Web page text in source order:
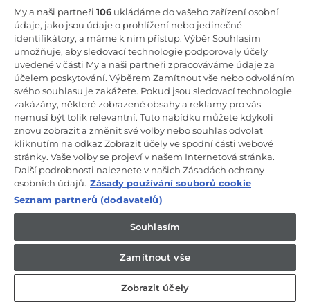
Odebírejte náš newsletter
CANDY HOOVER GROUP S.r.I. - Jediný akcionář - SÍDLO
SPOLEČNOSTI: Via Comolli, 57 - 20861 Brugherio (Monza Brianza) -
Itálie - ADMINISTRATIVNÍ KANCELÁŘE: Via Privata Eden Fumagalli
snc - 20861 Brugherio (Monza Brianza) a Via Trento č. 20/A-22 -
20871 Vimercate (Monza Brianza) - Itálie - Tel.: +39.039.2086.1 - Fax:
+39.039.2086.237 - Základní kapitál 35 000 000,00 € plně splacený -
IČ a číslo zápisu v obchodním rejstříku Milán-Monza-Brianza-Lodi
04666310158 - DIČ 00786860965 - Číslo REA (Ekonomicko-správní
podléhající řídicím a koordinačním činnostem společnosti Candy
S.p.A.
CZ / Česká republika
My a naši partneři 106 ukládáme do vašeho zařízení osobní
údaje, jako jsou údaje o prohlížení nebo jedinečné
identifikátory, a máme k nim přístup. Výběr Souhlasím
umožňuje, aby sledovací technologie podporovaly účely
uvedené v části My a naši partneři zpracováváme údaje za
účelem poskytování. Výběrem Zamítnout vše nebo odvoláním
svého souhlasu je zakážete. Pokud jsou sledovací technologie
zakázány, některé zobrazené obsahy a reklamy pro vás
nemusí být tolik relevantní. Tuto nabídku můžete kdykoli
znovu zobrazit a změnit své volby nebo souhlas odvolat
kliknutím na odkaz Zobrazit účely ve spodní části webové
stránky. Vaše volby se projeví v našem Internetová stránka.
Další podrobnosti naleznete v našich Zásadách ochrany
osobních údajů. Zásady používání souborů cookie
Seznam partnerů (dodavatelů)
Souhlasím
Zamítnout vše
Zobrazit účely